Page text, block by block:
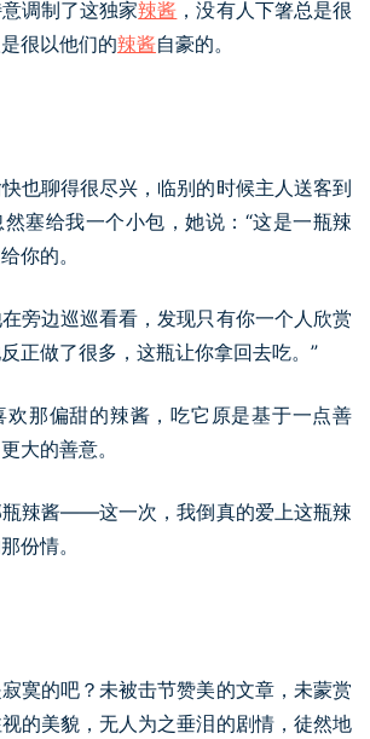
调制了这独家辣酱 ，没有人下箸总是很
很以他们的辣酱自豪的。
也聊得很尽兴，临别的时候主人送客到
塞给我一个小包，她说：“这是一瓶辣
你的。
旁边巡巡看看，发现只有你一个人欣赏
正做了很多，这瓶让你拿回去吃。”
欢那偏甜的辣酱，吃它原是基于一点善
大的善意。
辣酱——这一次，我倒真的爱上这瓶辣
份情。
寞的吧？未被击节赞美的文章，未蒙赏
的美貌，无人为之垂泪的剧情，徒然地